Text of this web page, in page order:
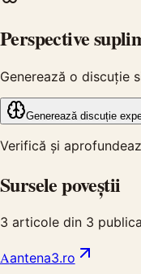
Perspective
Generează o discuție
Generează discuție
Verifică și
Sursele poveștii
3 articole din 3
Aantena3.ro